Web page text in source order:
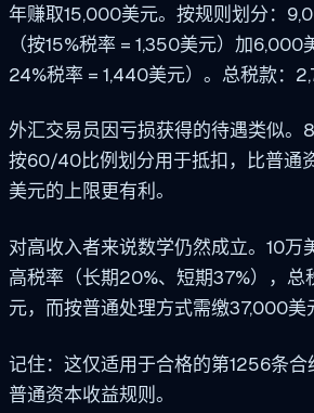
年赚取15,000美元。按规则划分：
（按15%税率 = 1,350美元）加
24%税率 = 1,440美元）。总税款：
外汇交易员因亏损获得的待遇类似。
按60/40比例划分用于抵扣，比普通
美元的上限更有利。
对高收入者来说数学仍然成立。10万
高税率（长期20%、短期37%），
元，而按普通处理方式需缴37,000美
记住：这仅适用于合格的第1256条
普通资本收益规则。